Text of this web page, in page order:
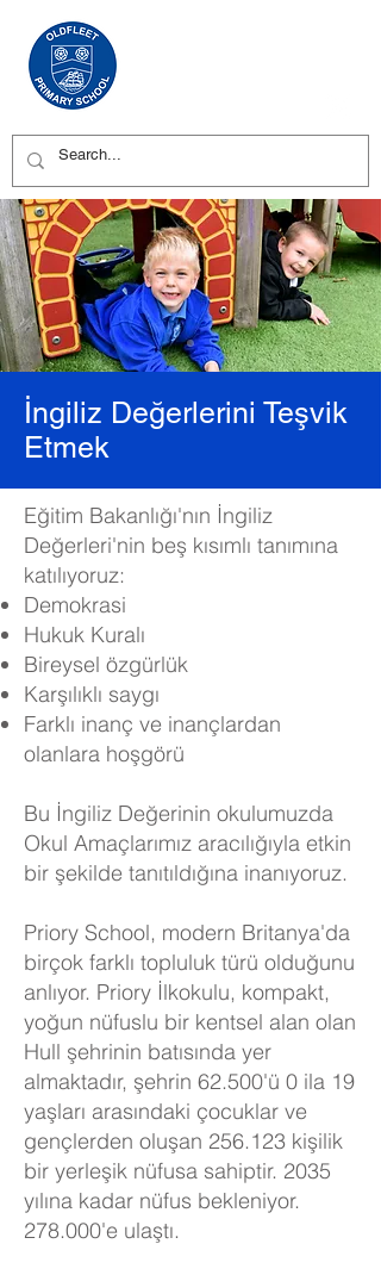
İngiliz Değerlerini Teşvik
Etmek
Eğitim Bakanlığı'nın İngiliz
Değerleri'nin beş kısımlı tanımına
katılıyoruz:
Demokrasi
Hukuk Kuralı
Bireysel özgürlük
Karşılıklı saygı
Farklı inanç ve inançlardan
olanlara hoşgörü
Bu İngiliz Değerinin okulumuzda
Okul Amaçlarımız aracılığıyla etkin
bir şekilde tanıtıldığına inanıyoruz.
Priory School, modern Britanya'da
birçok farklı topluluk türü olduğunu
anlıyor. Priory İlkokulu, kompakt,
yoğun nüfuslu bir kentsel alan olan
Hull şehrinin batısında yer
almaktadır, şehrin 62.500'ü 0 ila 19
yaşları arasındaki çocuklar ve
gençlerden oluşan 256.123 kişilik
bir yerleşik nüfusa sahiptir. 2035
yılına kadar nüfus bekleniyor.
278.000'e ulaştı.